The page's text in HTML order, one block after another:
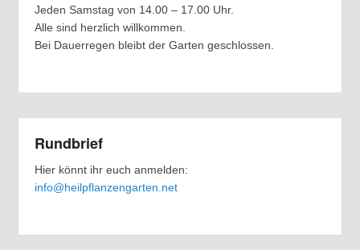
Jeden Samstag von 14.00 – 17.00 Uhr.
Alle sind herzlich willkommen.
Bei Dauerregen bleibt der Garten geschlossen.
Rundbrief
Hier könnt ihr euch anmelden:
info@heilpflanzengarten.net